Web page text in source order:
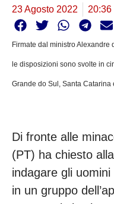
23 Agosto 2022 20:36
Firmate dal ministro
le disposizioni sono svolte in
Grande do Sul, Santa Catarina
Di fronte alle
(PT) ha chiesto
indagare gli uomini
in un gruppo